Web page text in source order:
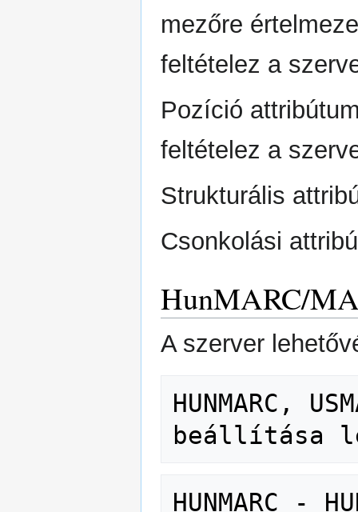
mezőre
feltételez a
Pozíció
feltételez a
Strukturális
Csonkolási
HunMARC/
A szerver
HUNMARC,
HUNMARC -